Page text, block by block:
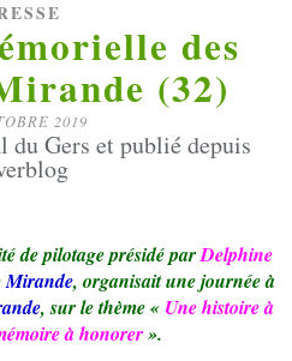
des
(32)
2019
du Gers et publié depuis
de pilotage présidé parDelphine
Mirande, organisait une journée à
, sur le thème « Une histoire à
à honorer».